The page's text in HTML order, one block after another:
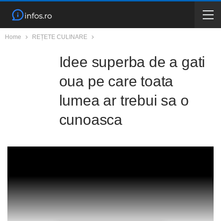
Home REȚETE CULINARE
Idee superba de a gati
oua pe care toata
lumea ar trebui sa o
cunoasca